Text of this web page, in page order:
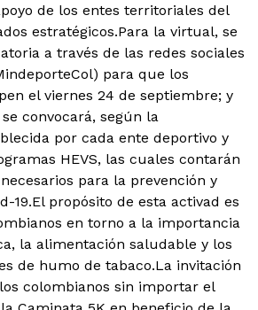
de los entes territoriales del
estratégicos.Para la virtual, se
a través de las redes sociales
para que los
el viernes 24 de septiembre; y
convocará, según la
por cada ente deportivo y
HEVS, las cuales contarán
para la prevención y
19.El propósito de esta activad es
en torno a la importancia
la alimentación saludable y los
de humo de tabaco.La invitación
colombianos sin importar el